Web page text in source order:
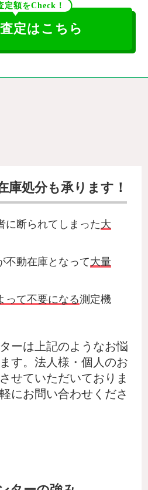
定額をCheck！
定はこちら
庫処分も承ります！
に断られてしまった大
不動在庫となって大量
って不要になる測定機
ーは上記のようなお悩
す。法人様・個人のお
せていただいておりま
にお問い合わせくださ